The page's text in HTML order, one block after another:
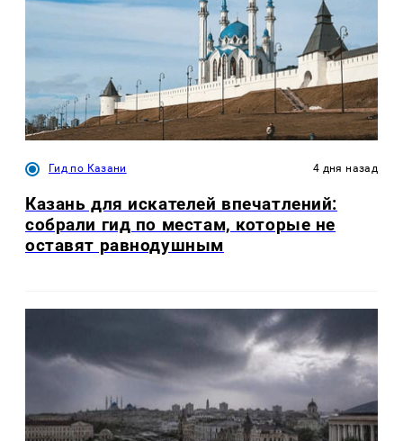
Гид по Казани 4 дня назад
Казань для искателей впечатлений:
собрали гид по местам, которые не
оставят равнодушным